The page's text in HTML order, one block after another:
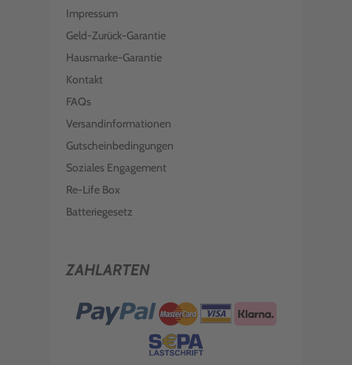
Impressum
Geld-Zurück-Garantie
Hausmarke-Garantie
Kontakt
FAQs
Versandinformationen
Gutscheinbedingungen
Soziales Engagement
Re-Life Box
Batteriegesetz
ZAHLARTEN